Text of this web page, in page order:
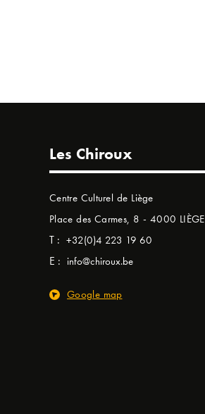
Les Chiroux
Centre Culturel de Liège
Place des Carmes, 8 - 4000 LIÈGE
T : +32(0)4 223 19 60
E : info@chiroux.be
Google map